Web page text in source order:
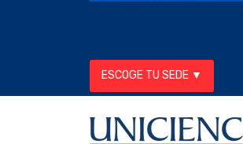
ESCOGE TU SEDE ▼